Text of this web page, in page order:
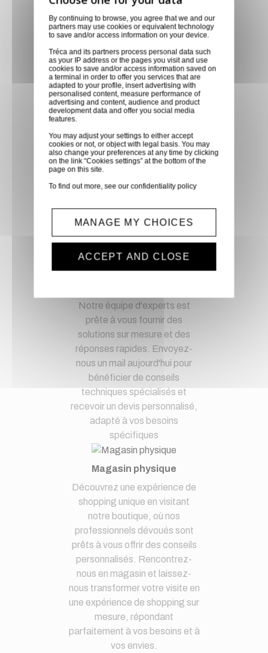
Retirer vos produits
directement en magasin ou
dans les points relais de notre
partenaire GLS, partout en
France métropolitaine et en
Europe entre 24h et 48h après
mise à disposition des produits
Paiement sécurisé
Paiement CB, virement,
Service client
d'esprit en confiant vos
Notre équipe d'experts est
prête à vous fournir des
solutions sur mesure et des
réponses rapides. Envoyez-
nous un mail aujourd'hui pour
bénéficier de conseils
techniques spécialisés et
recevoir un devis personnalisé,
adapté à vos besoins
spécifiques
Magasin physique
Découvrez une expérience de
shopping unique en visitant
notre boutique, où nos
professionnels dévoués sont
prêts à vous offrir des conseils
personnalisés. Rencontrez-
nous en magasin et laissez-
nous transformer votre visite en
une expérience de shopping sur
mesure, répondant
parfaitement à vos besoins et à
vos envies.
By continuing to browse, you agree that we and our
partners may use cookies or equivalent technology
to save and/or access information on your device.
Tréca and its partners process personal data such
as your IP address or the pages you visit and use
cookies to save and/or access information saved on
a terminal in order to offer you services that are
adapted to your profile, insert advertising with
personalised content, measure performance of
advertising and content, audience and product
development data and offer you social media
features.
You may adjust your settings to either accept
cookies or not, or object with legal basis. You may
also change your preferences at any time by clicking
on the link “Cookies settings” at the bottom of the
page on this site.
To find out more, see ourconfidentiality policy
MANAGE MY CHOICES
ACCEPT AND CLOSE